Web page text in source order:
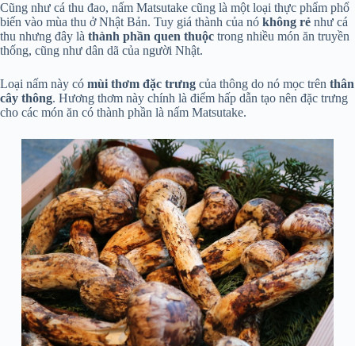
Cũng như cá thu đao, nấm Matsutake cũng là một loại thực phẩm phổ
biến vào mùa thu ở Nhật Bản. Tuy giá thành của nó không rẻ như cá
thu nhưng đây là thành phần quen thuộc trong nhiều món ăn truyền
thống, cũng như dân dã của người Nhật.
Loại nấm này có mùi thơm đặc trưng của thông do nó mọc trên thân
cây thông. Hương thơm này chính là điểm hấp dẫn tạo nên đặc trưng
cho các món ăn có thành phần là nấm Matsutake.